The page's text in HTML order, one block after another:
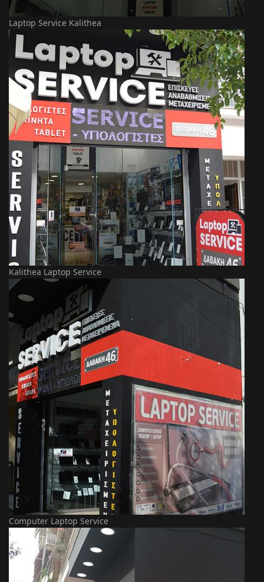
Laptop Service Kalithea
Kalithea Laptop Service
Computer Laptop Service